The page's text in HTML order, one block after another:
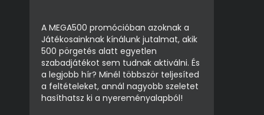
A MEGA500 promócióban azoknak a
Játékosainknak kínálunk jutalmat, akik
500 pörgetés alatt egyetlen
szabadjátékot sem tudnak aktiválni. És
a legjobb hír? Minél többször teljesíted
a feltételeket, annál nagyobb szeletet
hasíthatsz ki a nyereményalapból!